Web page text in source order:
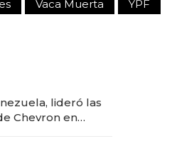
Vaca Muerta YPF
lideró las
Chevron en